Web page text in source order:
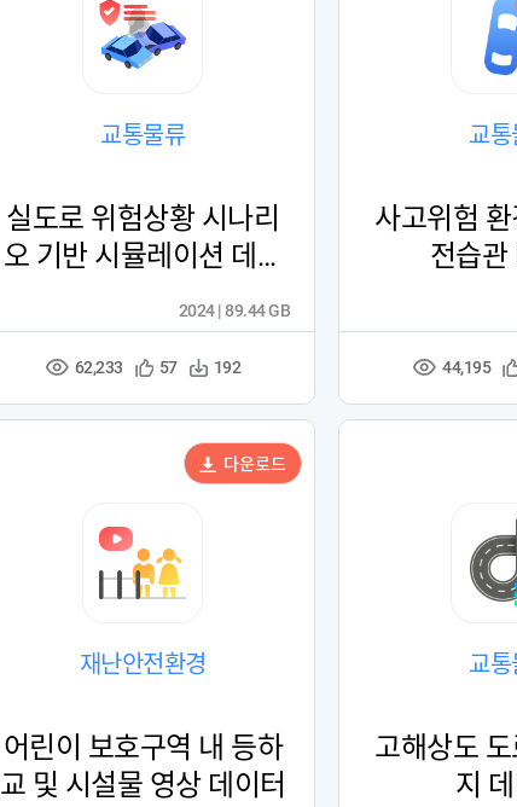
교통물류
실도로 위험상황 시나리
오 기반 시뮬레이션 데이
조
수
62,233
관
등
록
57
다
수
192
2024 | 89.44 GB
교
사고위험
전습관
조
수
44,195
재난안전환경
어린이 보호구역 내 등하
교 및 시설물 영상 데이터
다운로드
교
고해상도 도
지